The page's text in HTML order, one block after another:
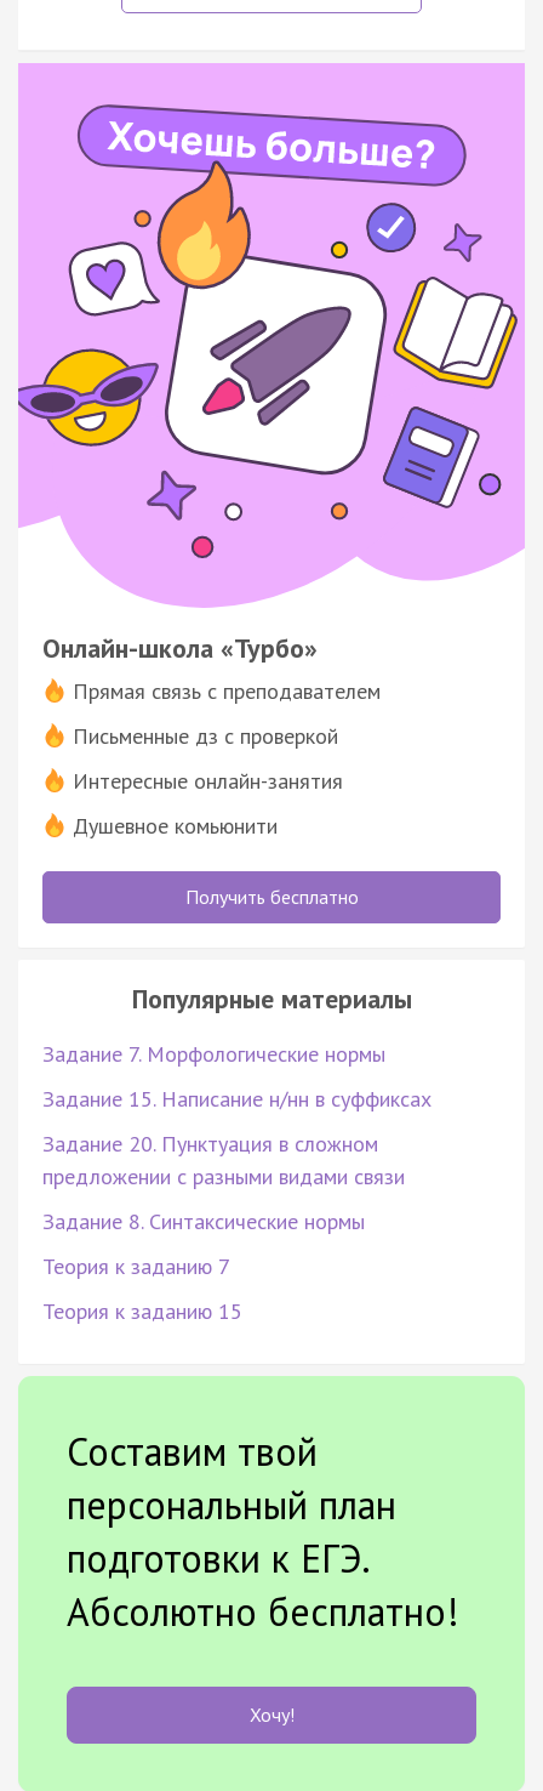
Онлайн-школа «Турбо»
Прямая связь с преподавателем
Письменные дз с проверкой
Интересные онлайн-занятия
Душевное комьюнити
Получить бесплатно
Популярные материалы
Задание 7. Морфологические нормы
Задание 15. Написание н/нн в суффиксах
Задание 20. Пунктуация в сложном
предложении с разными видами связи
Задание 8. Синтаксические нормы
Теория к заданию 7
Теория к заданию 15
Составим твой
персональный план
подготовки к ЕГЭ.
Абсолютно бесплатно!
Хочу!